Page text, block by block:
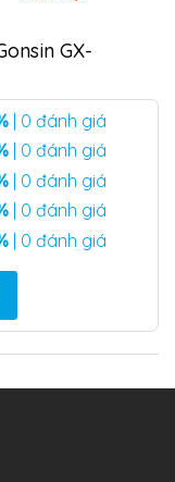
GX-
| 0 đánh giá
| 0 đánh giá
| 0 đánh giá
| 0 đánh giá
| 0 đánh giá